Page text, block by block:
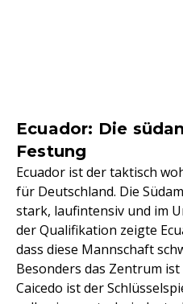
Ecuador: Die
Festung
Ecuador ist der taktisch
für Deutschland. Die
stark, laufintensiv und im
der Qualifikation zeigte
dass diese Mannschaft
Besonders das Zentrum
Caicedo ist der